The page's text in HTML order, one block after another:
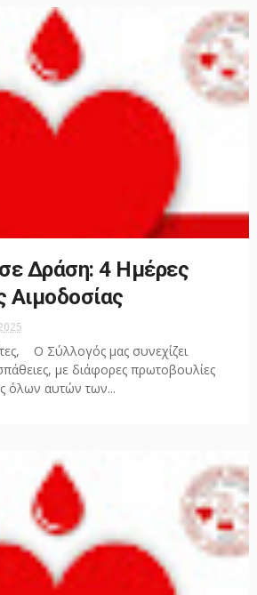
Δράση: 4 Ημέρες
Αιμοδοσίας
Ο Σύλλογός μας συνεχίζει
με διάφορες πρωτοβουλίες
όλων αυτών των...